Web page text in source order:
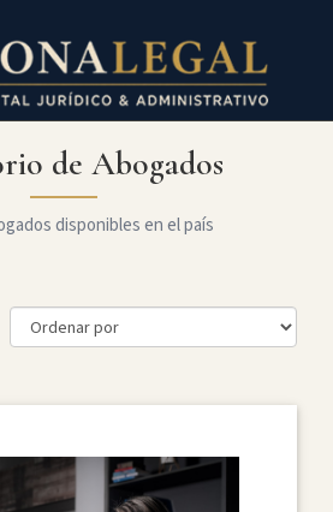
de Abogados
disponibles en el país